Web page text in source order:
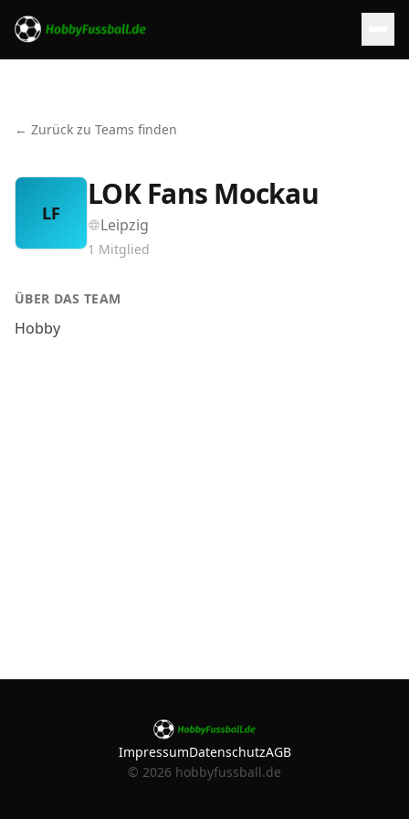
← Zurück zu Teams finden
LF
LOK Fans Mockau
Leipzig
1 Mitglied
ÜBER DAS TEAM
Hobby
ImpressumDatenschutzAGB
© 2026 hobbyfussball.de